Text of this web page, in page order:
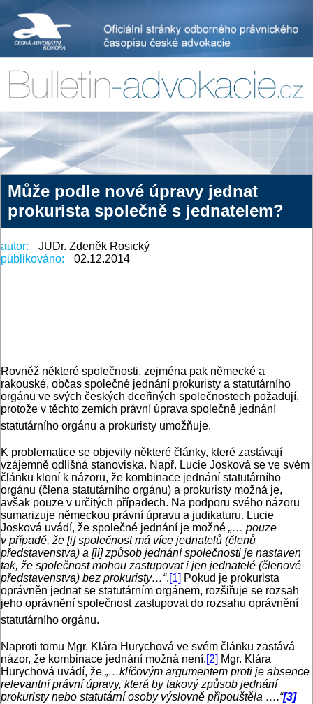
Může podle nové úpravy jednat
prokurista společně s jednatelem?
autor:
JUDr. Zdeněk Rosický
publikováno:
02.12.2014
Rovněž některé společnosti, zejména pak německé a
rakouské, občas společné jednání prokuristy a statutárního
orgánu ve svých českých dceřiných společnostech požadují,
protože v těchto zemích právní úprava společně jednání
statutárního orgánu a prokuristy umožňuje.
K problematice se objevily některé články, které zastávají
vzájemně odlišná stanoviska. Např. Lucie Josková se ve svém
článku kloní k názoru, že kombinace jednání statutárního
orgánu (člena statutárního orgánu) a prokuristy možná je,
avšak pouze v určitých případech. Na podporu svého názoru
sumarizuje německou právní úpravu a judikaturu. Lucie
Josková uvádí, že společné jednání je možné „… pouze
v případě, že [i] společnost má více jednatelů (členů
představenstva) a [ii] způsob jednání společnosti je nastaven
tak, že společnost mohou zastupovat i jen jednatelé (členové
představenstva) bez prokuristy…“.[1] Pokud je prokurista
oprávněn jednat se statutárním orgánem, rozšiřuje se rozsah
jeho oprávnění společnost zastupovat do rozsahu oprávnění
statutárního orgánu.
Naproti tomu Mgr. Klára Hurychová ve svém článku zastává
názor, že kombinace jednání možná není.[2] Mgr. Klára
Hurychová uvádí, že „…klíčovým argumentem proti je absence
relevantní právní úpravy, která by takový způsob jednání
prokuristy nebo statutární osoby výslovně připouštěla ….“[3]